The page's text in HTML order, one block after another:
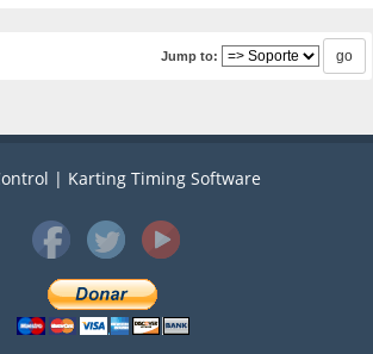
Jump to:
| Karting Timing Software